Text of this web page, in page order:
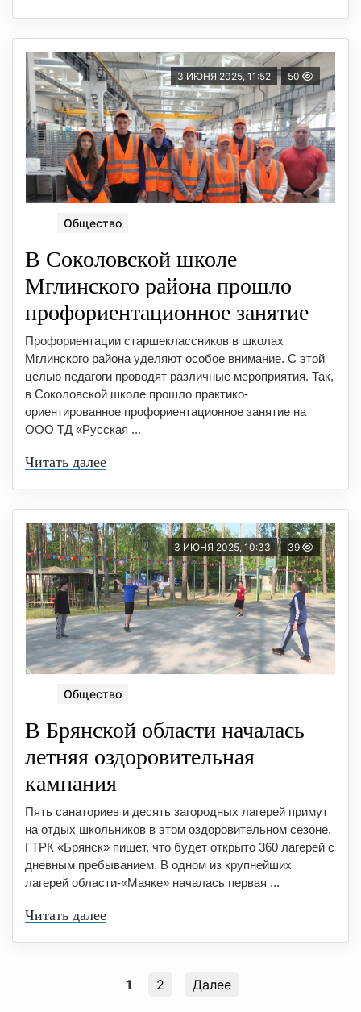
3 ИЮНЯ 2025, 11:52 50
Общество
В Соколовской школе
Мглинского района прошло
профориентационное занятие
Профориентации старшеклассников в школах
Мглинского района уделяют особое внимание. С этой
целью педагоги проводят различные мероприятия. Так,
в Соколовской школе прошло практико-
ориентированное профориентационное занятие на
ООО ТД «Русская ...
Читать далее
3 ИЮНЯ 2025, 10:33 39
Общество
В Брянской области началась
летняя оздоровительная
кампания
Пять санаториев и десять загородных лагерей примут
на отдых школьников в этом оздоровительном сезоне.
ГТРК «Брянск» пишет, что будет открыто 360 лагерей с
дневным пребыванием. В одном из крупнейших
лагерей области-«Маяке» началась первая ...
Читать далее
1 2 Далее